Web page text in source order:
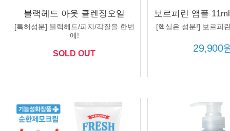
블랙헤드 아웃 클렌징오일
150ml 피지 블랙헤드 녹이는 오
일 화이트헤드제거 호호바씨오
[특허성분] 블랙헤드/피지/각질을 한번
에!
SOLD OUT
보르피린 앰플
스 세더마 보르피
[핵심은 성분!] 보르피
29,900